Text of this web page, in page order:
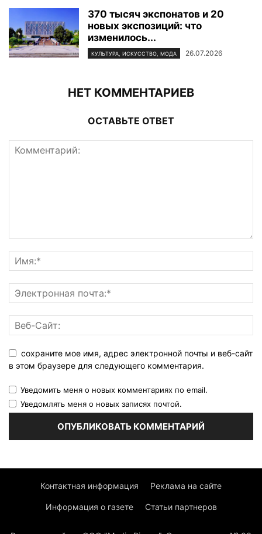
370 тысяч экспонатов и 20
новых экспозиций: что
изменилось...
КУЛЬТУРА, ИСКУССТВО, МОДА 26.07.2026
НЕТ КОММЕНТАРИЕВ
ОСТАВЬТЕ ОТВЕТ
сохраните мое имя, адрес электронной почты и веб-сайт
в этом браузере для следующего комментария.
Уведомить меня о новых комментариях по email.
Уведомлять меня о новых записях почтой.
Контактная информация Реклама на сайте
Информация о газете Статьи партнеров